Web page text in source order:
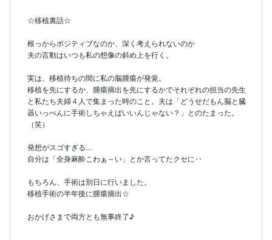
☆移植裏話☆
根っからポジティブなのか、深く考えられないのか
夫の言動はいつも私の想像の斜め上を行く。
実は、移植待ちの間に私の脳腫瘍が発覚。
移植を先にするか、腫瘍摘出を先にするかでそれぞれの担当の先生
と私たち夫婦４人で集まった時のこと。夫は「どうせだもん脳と臓
器いっぺんに手術しちゃえばいいんじゃない？」とのたまった。
（笑）
発想がスゴすぎる…
自分は「全身麻酔こわぁ～い」とか言ってたクセに‥
もちろん、手術は別日に行いました。
移植手術の半年後に腫瘍摘出☆
おかげさまで両方とも無事終了♪